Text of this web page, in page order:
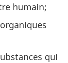
humain;
qui